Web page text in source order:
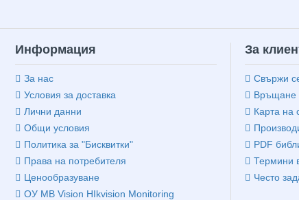
Информация
За нас
Условия за доставка
Лични данни
Общи условия
Политика за "Бисквитки"
Права на потребителя
Ценообразуване
ОУ MB Vision HIkvision Monitoring
За
Свържи
Връщане
Карта на
PDF
Термини
Често